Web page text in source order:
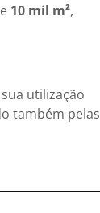
10 mil m²,
utilização
também pelas